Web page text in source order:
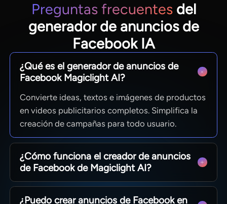
Preguntas frecuentesdel
generador de anuncios de
Facebook IA
¿Qué es el generador de anuncios de
Facebook Magiclight AI?
Convierte ideas, textos e imágenes de productos
en videos publicitarios completos. Simplifica la
creación de campañas para todo usuario.
¿Cómo funciona el creador de anuncios
de Facebook de Magiclight AI?
Describe tu promoción, elige estilos y
personajes, edita escenas y exporta el video final
¿Puedo crear anuncios de Facebook en